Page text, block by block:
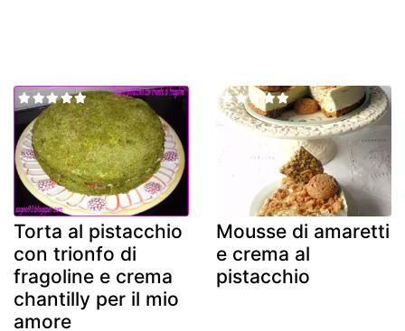
Torta al pistacchio
con trionfo di
fragoline e crema
chantilly per il mio
amore
Mousse di amaretti
e crema al
pistacchio